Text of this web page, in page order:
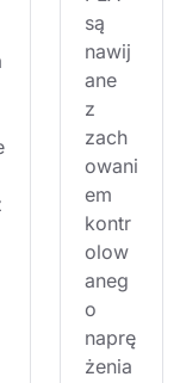
są
nawij
ane
z
zach
owani
em
kontr
olow
aneg
o
naprę
żenia